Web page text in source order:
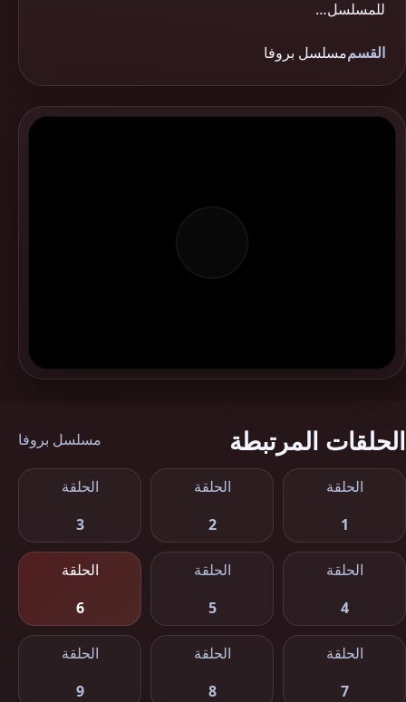
للمسلسل…
القسممسلسل بروفا
الحلقات المرتبطة مسلسل بروفا
الحلقة
1
الحلقة
2
الحلقة
3
الحلقة
4
الحلقة
5
الحلقة
6
الحلقة
7
الحلقة
8
الحلقة
9